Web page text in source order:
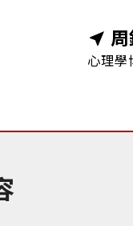
near_me
心理學